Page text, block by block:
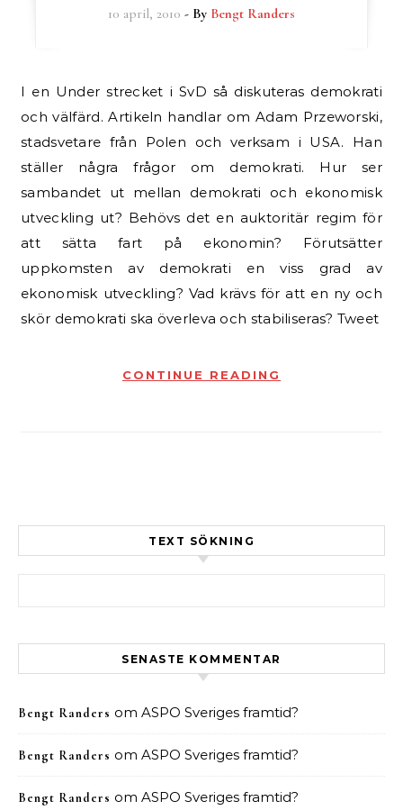
10 april, 2010 - By Bengt Randers
I en Under strecket i SvD så diskuteras demokrati
och välfärd. Artikeln handlar om Adam Przeworski,
stadsvetare från Polen och verksam i USA. Han
ställer några frågor om demokrati. Hur ser
sambandet ut mellan demokrati och ekonomisk
utveckling ut? Behövs det en auktoritär regim för
att sätta fart på ekonomin? Förutsätter
uppkomsten av demokrati en viss grad av
ekonomisk utveckling? Vad krävs för att en ny och
skör demokrati ska överleva och stabiliseras? Tweet
CONTINUE READING
TEXT SÖKNING
SENASTE KOMMENTAR
Bengt Randers om ASPO Sveriges framtid?
Bengt Randers om ASPO Sveriges framtid?
Bengt Randers om ASPO Sveriges framtid?